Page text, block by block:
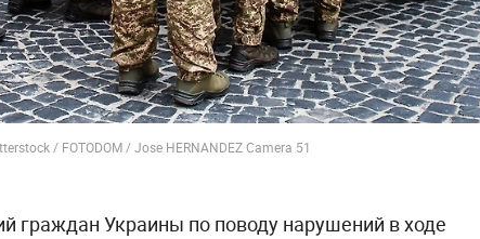
/ FOTODOM / Jose HERNANDEZ Camera 51
граждан Украины по поводу нарушений в ходе